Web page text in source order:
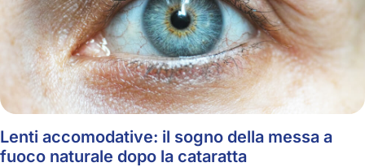
Lenti accomodative: il sogno della messa a
fuoco naturale dopo la cataratta